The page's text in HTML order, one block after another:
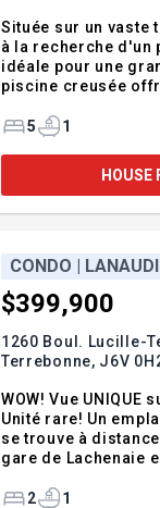
Située sur un vaste
à la recherche d'un
idéale pour une
piscine creusée
investir dans u
5 1
HOUSE
CONDO |
$399,900
1260 Boul. Lucille-
Terrebonne, J6V
WOW! Vue
Unité rare! Un
se trouve à
gare de Lachenaie
2
1